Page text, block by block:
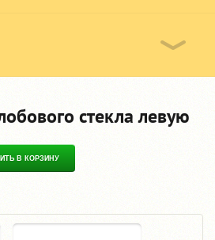
стекла левую
В КОРЗИНУ